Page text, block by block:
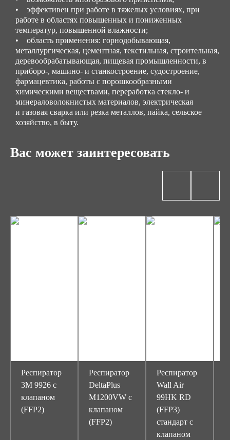
• эффективен при работе в тяжелых условиях, при
работе в областях повышенных и пониженных
температур, повышенной влажности;
• область применения: горнодобывающая,
металлургическая, цементная, текстильная, строительная,
деревообрабатывающая, пищевая промышленности, в
приборо-, машино- и станкостроение, судостроение,
фармацевтика, работы с порошкообразными
химическими веществами, переработка стекло- и
минераловолокнистых материалов, электрическая
и газовая сварка или резка металлов, пайка, сельское
хозяйство, в быту.
Вас может заинтересовать
Респиратор
3М 9926 с
клапаном
(FFP2)
Респиратор
DeltaPlus
M1200VW с
клапаном
(FFP2)
Респиратор
Wall Air
99HK RD
(FFP3)
стандарт с
клапаном